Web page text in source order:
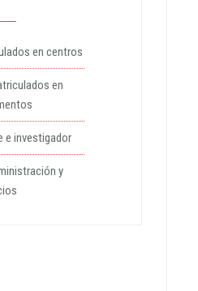
en centros
en
e investigador
y